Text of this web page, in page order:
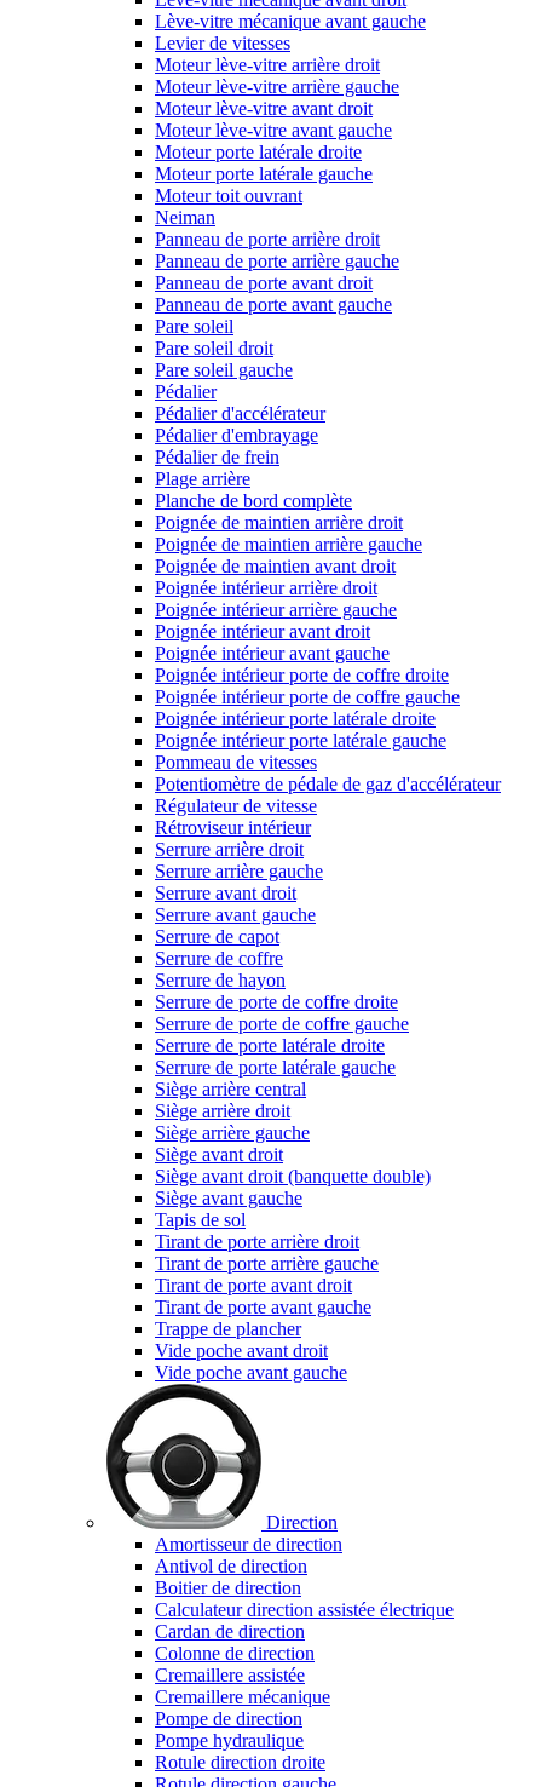
Lève-vitre mécanique avant gauche
Levier de vitesses
Moteur lève-vitre arrière droit
Moteur lève-vitre arrière gauche
Moteur lève-vitre avant droit
Moteur lève-vitre avant gauche
Moteur porte latérale droite
Moteur porte latérale gauche
Moteur toit ouvrant
Neiman
Panneau de porte arrière droit
Panneau de porte arrière gauche
Panneau de porte avant droit
Panneau de porte avant gauche
Pare soleil
Pare soleil droit
Pare soleil gauche
Pédalier
Pédalier d'accélérateur
Pédalier d'embrayage
Pédalier de frein
Plage arrière
Planche de bord complète
Poignée de maintien arrière droit
Poignée de maintien arrière gauche
Poignée de maintien avant droit
Poignée intérieur arrière droit
Poignée intérieur arrière gauche
Poignée intérieur avant droit
Poignée intérieur avant gauche
Poignée intérieur porte de coffre droite
Poignée intérieur porte de coffre gauche
Poignée intérieur porte latérale droite
Poignée intérieur porte latérale gauche
Pommeau de vitesses
Potentiomètre de pédale de gaz d'accélérateur
Régulateur de vitesse
Rétroviseur intérieur
Serrure arrière droit
Serrure arrière gauche
Serrure avant droit
Serrure avant gauche
Serrure de capot
Serrure de coffre
Serrure de hayon
Serrure de porte de coffre droite
Serrure de porte de coffre gauche
Serrure de porte latérale droite
Serrure de porte latérale gauche
Siège arrière central
Siège arrière droit
Siège arrière gauche
Siège avant droit
Siège avant droit (banquette double)
Siège avant gauche
Tapis de sol
Tirant de porte arrière droit
Tirant de porte arrière gauche
Tirant de porte avant droit
Tirant de porte avant gauche
Trappe de plancher
Vide poche avant droit
Vide poche avant gauche
Direction
Amortisseur de direction
Antivol de direction
Boitier de direction
Calculateur direction assistée électrique
Cardan de direction
Colonne de direction
Cremaillere assistée
Cremaillere mécanique
Pompe de direction
Pompe hydraulique
Rotule direction droite